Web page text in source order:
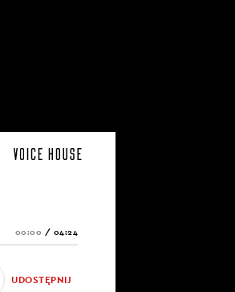
00:00 / 04:24
UDOSTĘPNIJ